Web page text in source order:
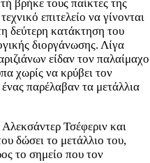
βρήκε τους παίκτες της
επιτελείο να γίνονται
δεύτερη κατάκτηση του
διοργάνωσης. Λίγα
είδαν τον παλαίμαχο
χωρίς να κρύβει τον
παρέλαβαν τα μετάλλια
Τσέφεριν και
δώσει το μετάλλιο του,
το σημείο που τον